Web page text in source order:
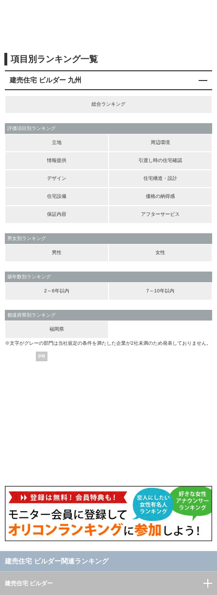
項目別ランキング一覧
建売住宅 ビルダー 九州
総合ランキング
評価項目別ランキング
立地 周辺環境
情報提供 引渡し時の住宅確認
デザイン 住宅構造・設計
住宅設備 価格の納得感
保証内容 アフターサービス
男女別ランキング
男性 女性
築年数別ランキング
2～6年以内 7～10年以内
都道府県別ランキング
福岡県
※文字がグレーの部門は当社規定の条件を満たした企業が2社未満のため発表しておりません。
PR
建売住宅 ビルダー関連ランキング
建売住宅 ビルダー